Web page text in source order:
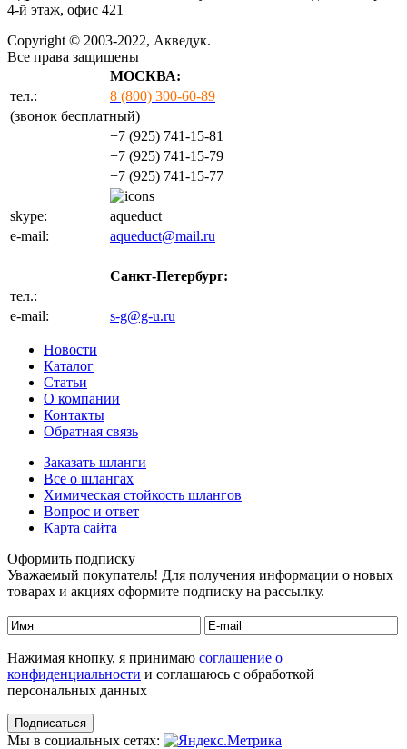
4-й этаж, офис 421
Copyright © 2003-2022, Акведук.
Все права защищены
МОСКВА:
тел.:
8 (800) 300-60-89
(звонок бесплатный)
+7 (925) 741-15-81
+7 (925) 741-15-79
+7 (925) 741-15-77
skype:
aqueduct
e-mail:
aqueduct@mail.ru
Санкт-Петербург:
тел.:
e-mail:
s-g@g-u.ru
Новости
Каталог
Статьи
О компании
Контакты
Обратная связь
Заказать шланги
Все о шлангах
Химическая стойкость шлангов
Вопрос и ответ
Карта сайта
Оформить подписку
Уважаемый покупатель! Для получения информации о новых
товарах и акциях оформите подписку на рассылку.
Нажимая кнопку, я принимаю соглашение о
конфиденциальности и соглашаюсь с обработкой
персональных данных
Мы в социальных сетях: